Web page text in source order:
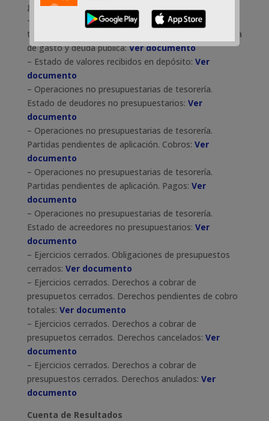
gasto y deuda pública:
– Certificado de la liquidación del presupuesto en
torno al cumplimiento de objetivo de estabilidad, regla
de gasto y deuda pública:Ver documento
– Estado de valores recibidos en depósito: Ver
documento
– Operaciones no presupuestarias de tesorería.
Estado de deudores no presupuestarios: Ver
documento
– Operaciones no presupuestarias de tesorería.
Partidas pendientes de aplicación. Cobros: Ver
documento
– Operaciones no presupuestarias de tesorería.
Partidas pendientes de aplicación. Pagos: Ver
documento
– Operaciones no presupuestarias de tesorería.
Estado de acreedores no presupuestarios: Ver
documento
– Ejercicios cerrados. Obligaciones de presupuestos
cerrados: Ver documento
– Ejercicios cerrados. Derechos a cobrar de
presupuetos cerrados. Derechos pendientes de cobro
totales: Ver documento
– Ejercicios cerrados. Derechos a cobrar de
presupuetos cerrados. Derechos cancelados: Ver
documento
– Ejercicios cerrados. Derechos a cobrar de
presupuestos cerrados. Derechos anulados: Ver
documento
Cuenta de Resultados